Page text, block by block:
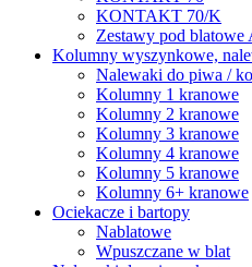
KONTAKT 70/K
Zestawy pod blatowe
Kolumny wyszynkowe,
Nalewaki do piwa /
Kolumny 1 kranowe
Kolumny 2 kranowe
Kolumny 3 kranowe
Kolumny 4 kranowe
Kolumny 5 kranowe
Kolumny 6+ kranowe
Ociekacze i bartopy
Nablatowe
Wpuszczane w blat